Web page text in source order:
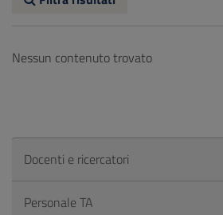
Nessun contenuto trovato
Docenti e ricercatori
Personale TA